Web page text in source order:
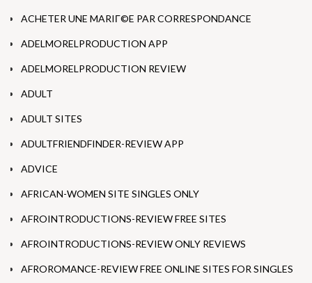
ACHETER UNE MARIГ©E PAR CORRESPONDANCE
ADELMORELPRODUCTION APP
ADELMORELPRODUCTION REVIEW
ADULT
ADULT SITES
ADULTFRIENDFINDER-REVIEW APP
ADVICE
AFRICAN-WOMEN SITE SINGLES ONLY
AFROINTRODUCTIONS-REVIEW FREE SITES
AFROINTRODUCTIONS-REVIEW ONLY REVIEWS
AFROROMANCE-REVIEW FREE ONLINE SITES FOR SINGLES